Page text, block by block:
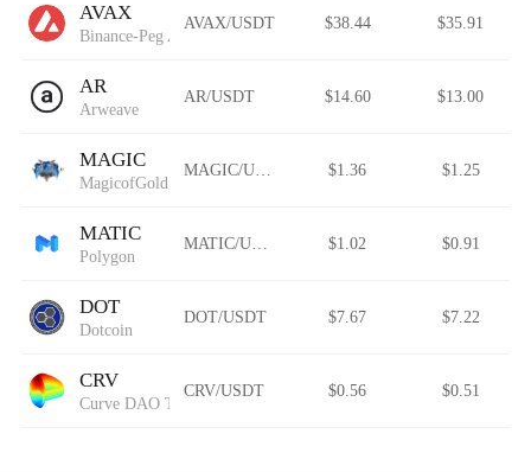
AVAX
Binance-Peg Avalanche
AVAX/USDT $38.44 $35.91
AR
Arweave
AR/USDT $14.60 $13.00
MAGIC
MagicofGold
MAGIC/USDT $1.36 $1.25
MATIC
Polygon
MATIC/USDT $1.02 $0.91
DOT
Dotcoin
DOT/USDT $7.67 $7.22
CRV
Curve DAO Token
CRV/USDT $0.56 $0.51